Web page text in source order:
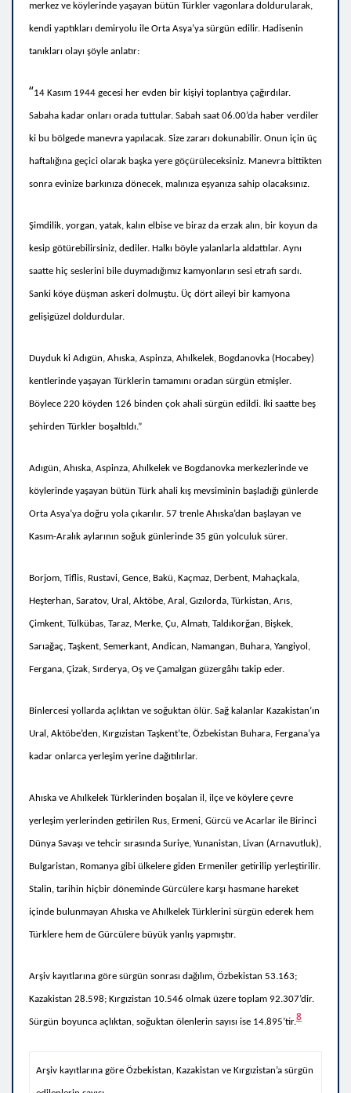
merkez ve köylerinde yaşayan bütün Türkler vagonlara doldurularak,
kendi yaptıkları demiryolu ile Orta Asya’ya sürgün edilir. Hadisenin
tanıkları olayı şöyle anlatır:
“14 Kasım 1944 gecesi her evden bir kişiyi toplantıya çağırdılar.
Sabaha kadar onları orada tuttular. Sabah saat 06.00’da haber verdiler
ki bu bölgede manevra yapılacak. Size zararı dokunabilir. Onun için üç
haftalığına geçici olarak başka yere göçürüleceksiniz. Manevra bittikten
sonra evinize barkınıza dönecek, malınıza eşyanıza sahip olacaksınız.
Şimdilik, yorgan, yatak, kalın elbise ve biraz da erzak alın, bir koyun da
kesip götürebilirsiniz, dediler. Halkı böyle yalanlarla aldattılar. Aynı
saatte hiç seslerini bile duymadığımız kamyonların sesi etrafı sardı.
Sanki köye düşman askeri dolmuştu. Üç dört aileyi bir kamyona
gelişigüzel doldurdular.
Duyduk ki Adıgün, Ahıska, Aspinza, Ahılkelek, Bogdanovka (Hocabey)
kentlerinde yaşayan Türklerin tamamını oradan sürgün etmişler.
Böylece 220 köyden 126 binden çok ahali sürgün edildi. İki saatte beş
şehirden Türkler boşaltıldı.”
Adıgün, Ahıska, Aspinza, Ahılkelek ve Bogdanovka merkezlerinde ve
köylerinde yaşayan bütün Türk ahali kış mevsiminin başladığı günlerde
Orta Asya’ya doğru yola çıkarılır. 57 trenle Ahıska’dan başlayan ve
Kasım-Aralık aylarının soğuk günlerinde 35 gün yolculuk sürer.
Borjom, Tiflis, Rustavi, Gence, Bakü, Kaçmaz, Derbent, Mahaçkala,
Heşterhan, Saratov, Ural, Aktöbe, Aral, Gızılorda, Türkistan, Arıs,
Çimkent, Tülkübas, Taraz, Merke, Çu, Almatı, Taldıkorğan, Bişkek,
Sarıağaç, Taşkent, Semerkant, Andican, Namangan, Buhara, Yangiyol,
Fergana, Çizak, Sırderya, Oş ve Çamalgan güzergâhı takip eder.
Binlercesi yollarda açlıktan ve soğuktan ölür. Sağ kalanlar Kazakistan’ın
Ural, Aktöbe’den, Kırgızistan Taşkent’te, Özbekistan Buhara, Fergana’ya
kadar onlarca yerleşim yerine dağıtılırlar.
Ahıska ve Ahılkelek Türklerinden boşalan il, ilçe ve köylere çevre
yerleşim yerlerinden getirilen Rus, Ermeni, Gürcü ve Acarlar ile Birinci
Dünya Savaşı ve tehcir sırasında Suriye, Yunanistan, Livan (Arnavutluk),
Bulgaristan, Romanya gibi ülkelere giden Ermeniler getirilip yerleştirilir.
Stalin, tarihin hiçbir döneminde Gürcülere karşı hasmane hareket
içinde bulunmayan Ahıska ve Ahılkelek Türklerini sürgün ederek hem
Türklere hem de Gürcülere büyük yanlış yapmıştır.
Arşiv kayıtlarına göre sürgün sonrası dağılım, Özbekistan 53.163;
Kazakistan 28.598; Kırgızistan 10.546 olmak üzere toplam 92.307’dir.
Sürgün boyunca açlıktan, soğuktan ölenlerin sayısı ise 14.895’tir.8
Arşiv kayıtlarına göre Özbekistan, Kazakistan ve Kırgızistan’a sürgün